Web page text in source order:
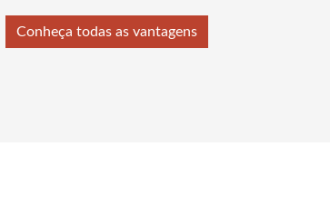
Conheça todas as vantagens